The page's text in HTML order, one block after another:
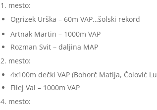
1. mesto:
Ogrizek Urška – 60m VAP…šolski rekord
Artnak Martin – 1000m VAP
Rozman Svit – daljina MAP
2. mesto:
4x100m dečki VAP (Bohorč Matija, Čolović
Filej Val – 1000m VAP
4. mesto: